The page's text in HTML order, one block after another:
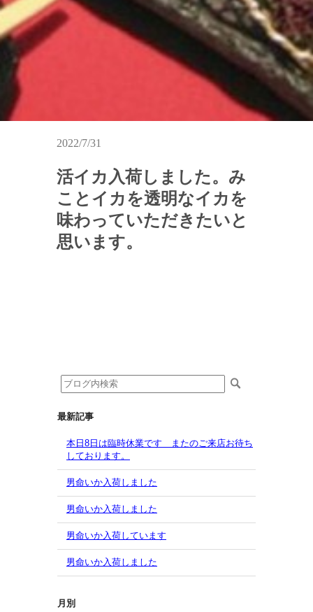
2022/7/31
活イカ入荷しました。み
ことイカを透明なイカを
味わっていただきたいと
思います。
最新記事
本日8日は臨時休業です またのご来店お待ち
しております。
男命いか入荷しました
男命いか入荷しました
男命いか入荷しています
男命いか入荷しました
月別